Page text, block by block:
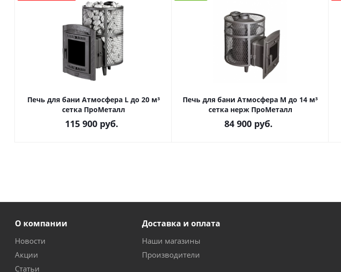
Печь для бани Атмосфера L до 20 м³
сетка ПроМеталл
115 900 руб.
Печь для бани Атмосфера М до 14 м³
сетка нерж ПроМеталл
84 900 руб.
О компании
Новости
Акции
Статьи
Доставка и оплата
Наши магазины
Производители